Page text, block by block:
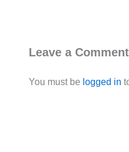
Leave a Comment
You must be logged in